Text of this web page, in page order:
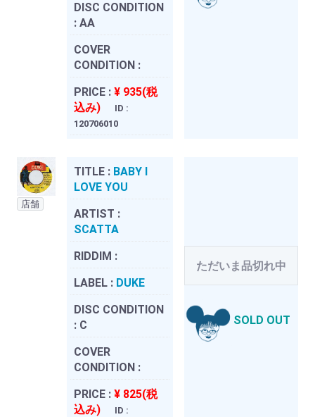
DISC CONDITION
: AA
COVER
CONDITION :
PRICE : ¥ 935(税
込み)
ID :
120706010
店舗
TITLE : BABY I
LOVE YOU
ARTIST :
SCATTA
RIDDIM :
LABEL : DUKE
DISC CONDITION
: C
COVER
CONDITION :
PRICE : ¥ 825(税
込み)
ID :
ただいま品切れ中
SOLD OUT